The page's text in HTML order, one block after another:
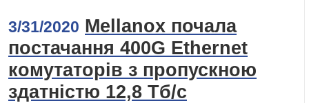
3/31/2020 Mellanox почала
постачання 400G Ethernet
комутаторів з пропускною
здатністю 12,8 Тб/с